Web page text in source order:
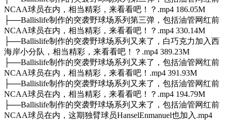
NCAA球员在内，相当精彩，来看看吧！？.mp4 186.05M
├──Ballislife制作的突袭野球场系列第三弹，包括油管网红前
NCAA球员在内，相当精彩，来看看吧！？.mp4 330.14M
├──Ballislife制作的突袭野球场系列又来了，白巧克力加入西
海岸小分队，相当精彩，来看看吧！？.mp4 389.23M
├──Ballislife制作的突袭野球场系列又来了，包括油管网红前
NCAA球员在内，相当精彩，来看看吧！.mp4 391.93M
├──Ballislife制作的突袭野球场系列又来了，包括油管网红前
NCAA球员在内，相当精彩，来看看吧！？.mp4 194.79M
├──Ballislife制作的突袭野球场系列又来了，包括油管网红前
NCAA球员在内，这期独臂球员HanselEnmanuel也加入.mp4